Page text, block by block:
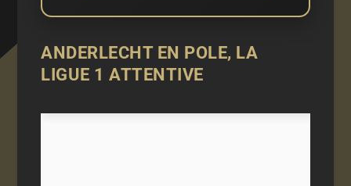
ANDERLECHT EN POLE, LA
LIGUE 1 ATTENTIVE